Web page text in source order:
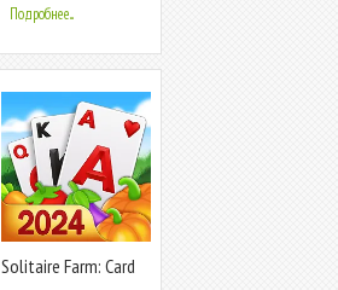
Подробнее...
Solitaire Farm: Card